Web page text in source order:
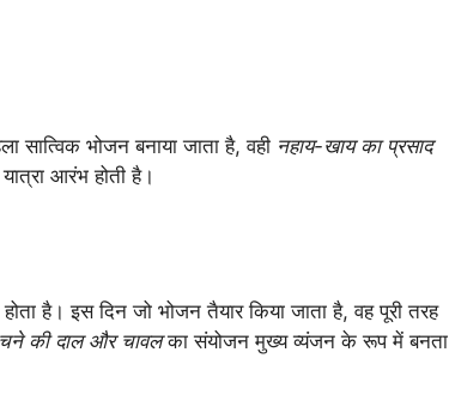
सात्विक भोजन बनाया जाता है, वही नहाय-खाय का प्रसाद
आरंभ होती है।
है। इस दिन जो भोजन तैयार किया जाता है, वह पूरी तरह
चने की दाल और चावलका संयोजन मुख्य व्यंजन के रूप में बनता